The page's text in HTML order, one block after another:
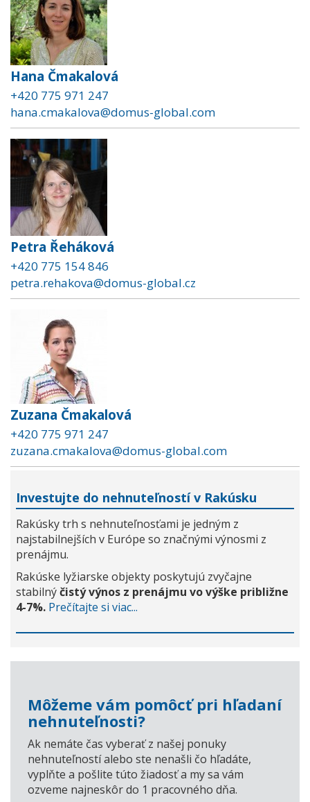
Hana Čmakalová
+420 775 971 247
hana.cmakalova@domus-global.com
Petra Řeháková
+420 775 154 846
petra.rehakova@domus-global.cz
Zuzana Čmakalová
+420 775 971 247
zuzana.cmakalova@domus-global.com
Investujte do nehnuteľností v Rakúsku
Rakúsky trh s nehnuteľnosťami je jedným z
najstabilnejších v Európe so značnými výnosmi z
prenájmu.
Rakúske lyžiarske objekty poskytujú zvyčajne
stabilnýčistý výnos z prenájmu vo výške približne
4-7%. Prečítajte si viac...
Môžeme vám pomôcť pri hľadaní
nehnuteľnosti?
Ak nemáte čas vyberať z našej ponuky
nehnuteľností alebo ste nenašli čo hľadáte,
vyplňte a pošlite túto žiadosť a my sa vám
ozveme najneskôr do 1 pracovného dňa.